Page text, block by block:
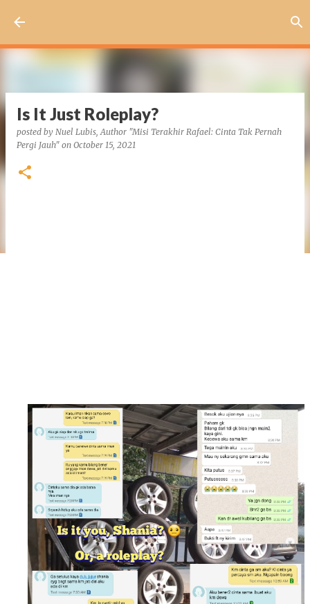
Is It Just Roleplay?
posted by Nuel Lubis, Author "Misi Terakhir Rafael: Cinta Tak Pernah
Pergi Jauh" on October 15, 2021